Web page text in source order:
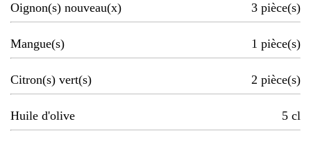
Oignon(s) nouveau(x) 3 pièce(s)
Mangue(s) 1 pièce(s)
Citron(s) vert(s) 2 pièce(s)
Huile d'olive 5 cl